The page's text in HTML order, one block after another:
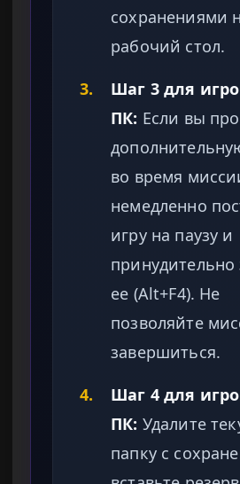
сохранениями
рабочий стол.
3.
Шаг 3 для
ПК: Если вы
во время
немедленно
игру на паузу и
принудительно
ее (Alt+F4). Не
позволяйте
завершиться.
4.
Шаг 4 для
ПК: Удалите
папку с